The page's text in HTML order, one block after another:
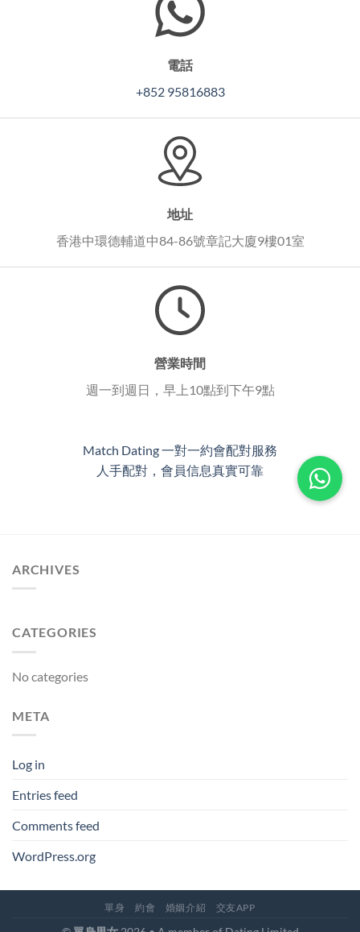
電話
+852 95816883
地址
香港中環德輔道中84-86號章記大廈9樓01室
營業時間
週一到週日，早上10點到下午9點
Match Dating 一對一約會配對服務
人手配對，會員信息真實可靠
ARCHIVES
CATEGORIES
No categories
META
Log in
Entries feed
Comments feed
WordPress.org
單身 約會 婚姻介紹 交友APP